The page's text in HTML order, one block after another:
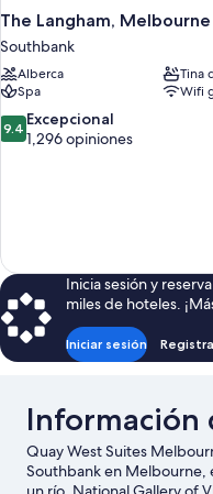
The Langham, Melbourne
Southbank
Alberca
Tina
Spa
Wifi
9.4
de
9.4 Excepcional
1,296 opiniones
Inicia sesión y
miles de hoteles.
Iniciar sesión
Información
Quay West Suites
Southbank en Melbourne,